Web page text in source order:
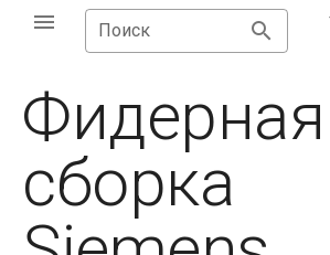
Поиск
Фидерная
сборка